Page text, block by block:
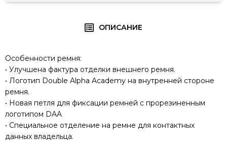
ОПИСАНИЕ
Особенности ремня:
• Улучшена фактура отделки внешнего ремня.
• Логотип Double Alpha Academy на внутренней стороне
ремня.
• Новая петля для фиксации ремней с прорезиненным
логотипом DAA
• Специальное отделение на ремне для контактных
данных владельца.